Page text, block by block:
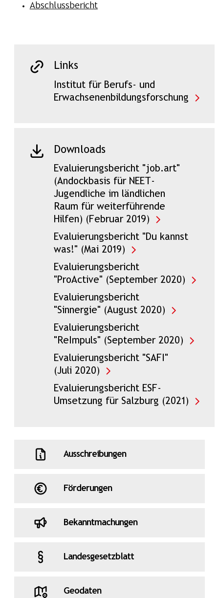
Abschlussbericht
Links
Institut für Berufs- und
Erwachsenenbildungsforschung
Downloads
Evaluierungsbericht "job.art"
(Andockbasis für NEET-
Jugendliche im ländlichen
Raum für weiterführende
Hilfen) (Februar 2019)
Evaluierungsbericht "Du kannst
was!" (Mai 2019)
Evaluierungsbericht
"ProActive" (September 2020)
Evaluierungsbericht
"Sinnergie" (August 2020)
Evaluierungsbericht
"ReImpuls" (September 2020)
Evaluierungsbericht "SAFI"
(Juli 2020)
Evaluierungsbericht ESF-
Umsetzung für Salzburg (2021)
Ausschreibungen
Förderungen
Bekanntmachungen
Landesgesetzblatt
Geodaten